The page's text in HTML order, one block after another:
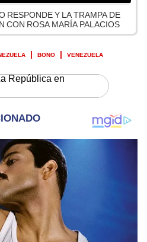
RESPONDE Y LA TRAMPA DE
CON ROSA MARÍA PALACIOS
BONO VENEZUELA
República en